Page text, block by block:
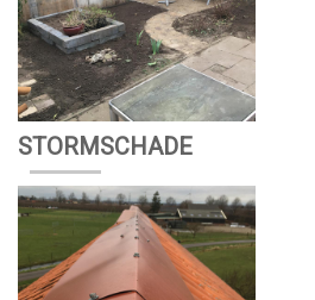
STORMSCHADE